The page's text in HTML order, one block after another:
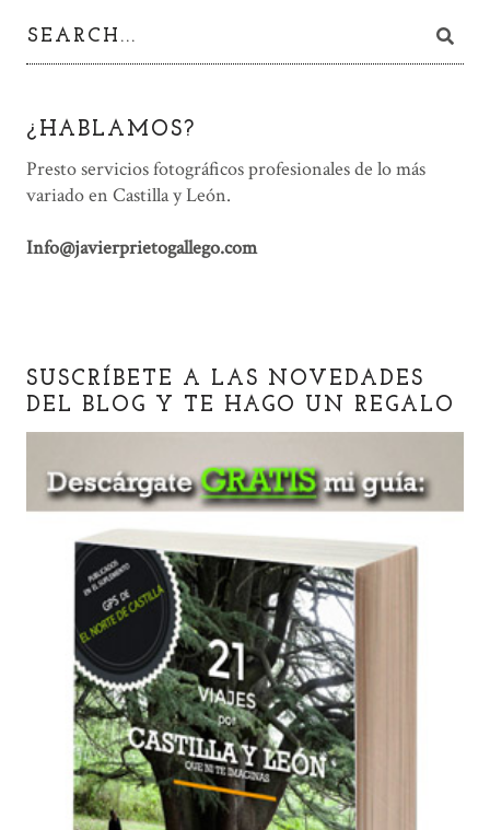
¿HABLAMOS?
Presto servicios fotográficos profesionales de lo más
variado en Castilla y León.
Info@javierprietogallego.com
SUSCRÍBETE A LAS NOVEDADES
DEL BLOG Y TE HAGO UN REGALO